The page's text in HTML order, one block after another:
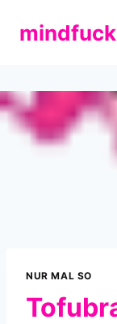
Inhalt
NUR MAL SO